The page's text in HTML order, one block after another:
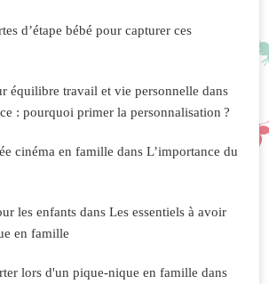
d’étape bébé pour capturer ces
équilibre travail et vie personnelle dans
: pourquoi primer la personnalisation ?
cinéma en famille dans L’importance du
les enfants dans Les essentiels à avoir
en famille
lors d'un pique-nique en famille dans